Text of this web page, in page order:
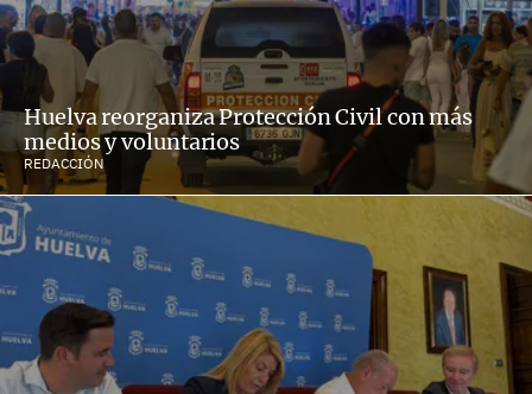
Huelva reorganiza Protección Civil con más
medios y voluntarios
REDACCIÓN